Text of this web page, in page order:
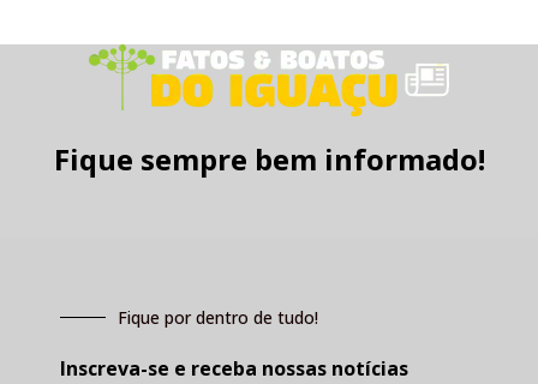
Fique sempre bem informado!
Fique por dentro de tudo!
Inscreva-se e receba nossas notícias